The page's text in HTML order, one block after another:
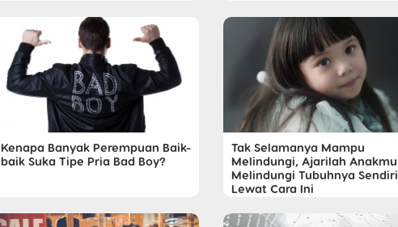
Kenapa Banyak Perempuan Baik-
baik Suka Tipe Pria Bad Boy?
Tak Selamanya Mampu
Melindungi, Ajarilah Anakmu
Melindungi Tubuhnya Sendiri
Lewat Cara Ini